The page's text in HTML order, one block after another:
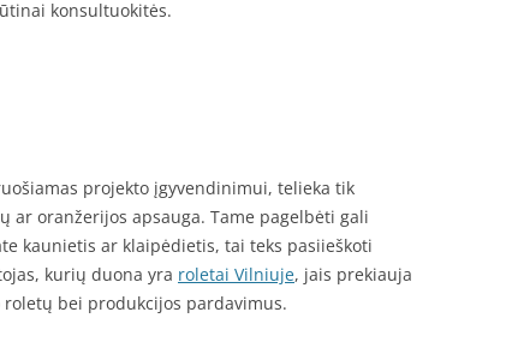
konsultuokitės.
projekto įgyvendinimui, telieka tik
oranžerijos apsauga. Tame pagelbėti gali
kaunietis ar klaipėdietis, tai teks pasiieškoti
kurių duona yra roletai Vilniuje, jais prekiauja
bei produkcijos pardavimus.